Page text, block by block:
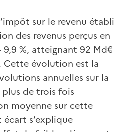
sur le revenu établi
des revenus perçus en
9,9 %, atteignant 92 Md€
Cette évolution est la
annuelles sur la
de trois fois
moyenne sur cette
s’explique